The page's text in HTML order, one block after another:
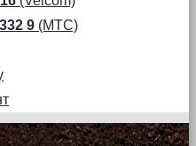
9 (МТС)